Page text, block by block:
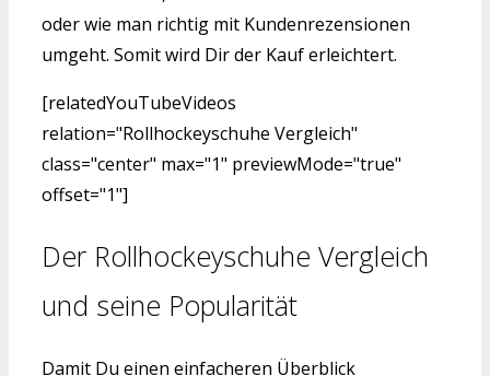
oder wie man richtig mit Kundenrezensionen
umgeht. Somit wird Dir der Kauf erleichtert.
[relatedYouTubeVideos
relation="Rollhockeyschuhe Vergleich"
class="center" max="1" previewMode="true"
offset="1"]
Der Rollhockeyschuhe Vergleich
und seine Popularität
Damit Du einen einfacheren Überblick